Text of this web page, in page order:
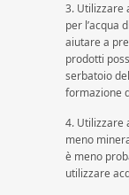
3. Utilizzare
per l’acqua
aiutare a
prodotti
serbatoio
formazione
4. Utilizzare
meno
è meno
utilizzare